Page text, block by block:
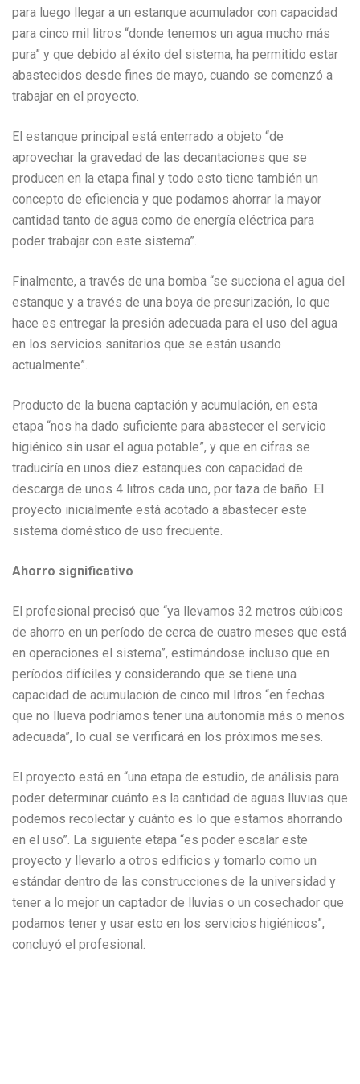
para luego llegar a un estanque acumulador con capacidad
para cinco mil litros “donde tenemos un agua mucho más
pura” y que debido al éxito del sistema, ha permitido estar
abastecidos desde fines de mayo, cuando se comenzó a
trabajar en el proyecto.
El estanque principal está enterrado a objeto “de
aprovechar la gravedad de las decantaciones que se
producen en la etapa final y todo esto tiene también un
concepto de eficiencia y que podamos ahorrar la mayor
cantidad tanto de agua como de energía eléctrica para
poder trabajar con este sistema”.
Finalmente, a través de una bomba “se succiona el agua del
estanque y a través de una boya de presurización, lo que
hace es entregar la presión adecuada para el uso del agua
en los servicios sanitarios que se están usando
actualmente”.
Producto de la buena captación y acumulación, en esta
etapa “nos ha dado suficiente para abastecer el servicio
higiénico sin usar el agua potable”, y que en cifras se
traduciría en unos diez estanques con capacidad de
descarga de unos 4 litros cada uno, por taza de baño. El
proyecto inicialmente está acotado a abastecer este
sistema doméstico de uso frecuente.
Ahorro significativo
El profesional precisó que “ya llevamos 32 metros cúbicos
de ahorro en un período de cerca de cuatro meses que está
en operaciones el sistema”, estimándose incluso que en
períodos difíciles y considerando que se tiene una
capacidad de acumulación de cinco mil litros “en fechas
que no llueva podríamos tener una autonomía más o menos
adecuada”, lo cual se verificará en los próximos meses.
El proyecto está en “una etapa de estudio, de análisis para
poder determinar cuánto es la cantidad de aguas lluvias que
podemos recolectar y cuánto es lo que estamos ahorrando
en el uso”. La siguiente etapa “es poder escalar este
proyecto y llevarlo a otros edificios y tomarlo como un
estándar dentro de las construcciones de la universidad y
tener a lo mejor un captador de lluvias o un cosechador que
podamos tener y usar esto en los servicios higiénicos”,
concluyó el profesional.